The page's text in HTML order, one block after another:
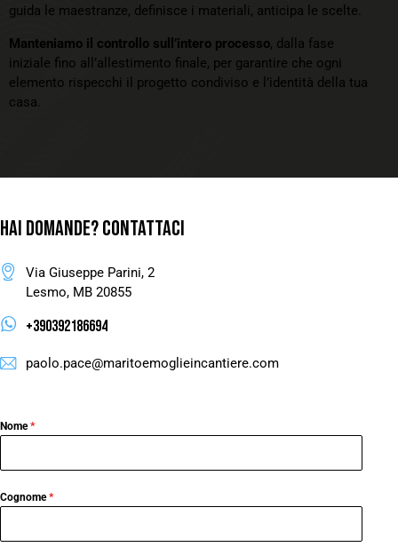
guida le maestranze, definisce i materiali, anticipa le scelte.
Manteniamo il controllo sull’intero processo, dalla fase
iniziale fino all’allestimento finale, per garantire che ogni
elemento rispecchi il progetto condiviso e l’identità della tua
casa.
HAI DOMANDE?CONTATTACI
Via Giuseppe Parini, 2
Lesmo, MB 20855
+390392186694
paolo.pace@maritoemoglieincantiere.com
Nome*
Cognome*